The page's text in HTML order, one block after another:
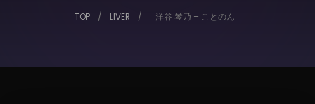
TOP / LIVER / 洋谷 琴乃 – ことのん